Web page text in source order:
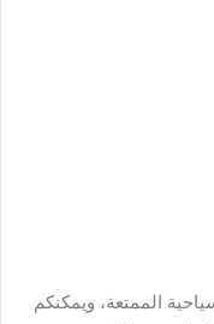
الممتعة، ويمكنكم